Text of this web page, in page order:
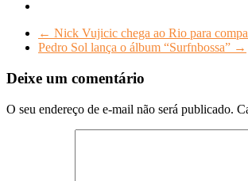
← Nick Vujicic chega ao Rio para
Pedro Sol lança o álbum “Surfnbossa” →
Deixe um comentário
O seu endereço de e-mail não será publicado.